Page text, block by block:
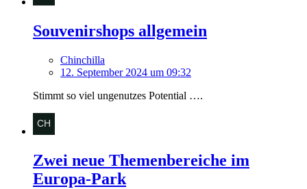
Souvenirshops allgemein
Chinchilla
12. September 2024 um 09:32
Stimmt so viel ungenutzes Potential ….
Zwei neue Themenbereiche im
Europa-Park